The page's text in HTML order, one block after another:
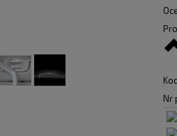
Nr